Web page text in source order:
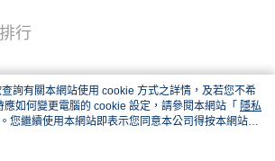
行
詢有關本網站使用 cookie 方式之詳情，及若您不希
如何變更電腦的 cookie 設定，請參閱本網站「 隱私
您繼續使用本網站即表示您同意本公司得按本網站使
cookie。